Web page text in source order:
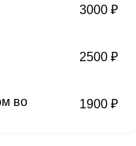
3000 ₽
2500 ₽
во
1900 ₽